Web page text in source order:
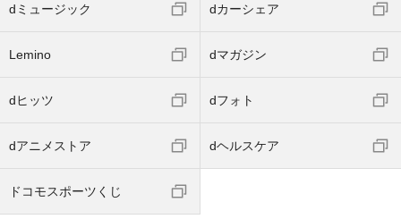
dミュージック dカーシェア
Lemino dマガジン
dヒッツ dフォト
dアニメストア dヘルスケア
ドコモスポーツくじ